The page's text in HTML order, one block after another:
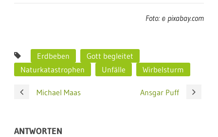
Foto: © pixabay.com
Erdbeben
Gott begleitet
Naturkatastrophen
Unfälle Wirbelsturm
Michael Maas Ansgar Puff
ANTWORTEN